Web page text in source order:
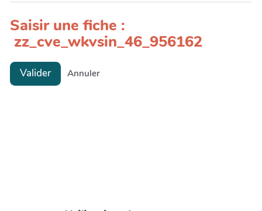
Saisir une fiche :
zz_cve_wkvsin_46_956162
Valider Annuler